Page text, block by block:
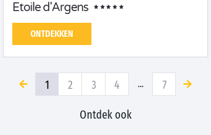
Etoile d'Argens
ONTDEKKEN
1 2 3 4 … 7
Ontdek ook